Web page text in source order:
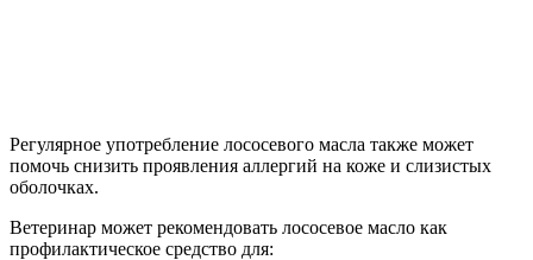
Регулярное употребление лососевого масла также может
помочь снизить проявления аллергий на коже и слизистых
оболочках.
Ветеринар может рекомендовать лососевое масло как
профилактическое средство для: